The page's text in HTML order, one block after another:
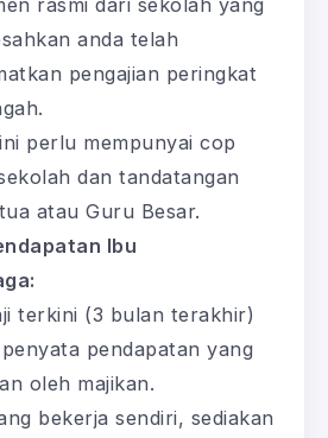
anda telah
pengajian peringkat
perlu mempunyai cop
dan tandatangan
atau Guru Besar.
Ibu
terkini (3 bulan terakhir)
pendapatan yang
oleh majikan.
bekerja sendiri, sediakan